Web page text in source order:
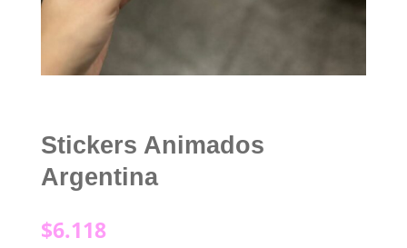
Stickers Animados
Argentina
$6.118